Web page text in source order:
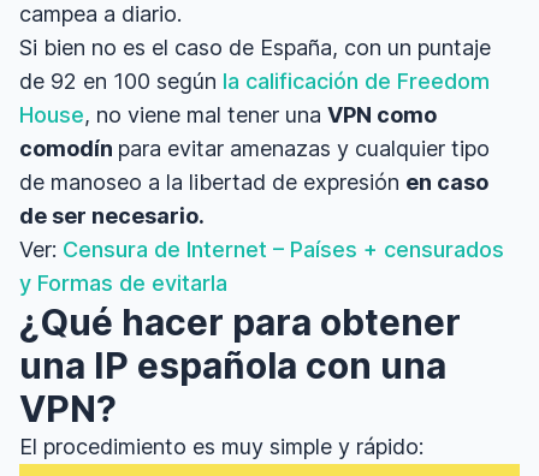
campea a diario.
Si bien no es el caso de España, con un puntaje
de 92 en 100 según la calificación de Freedom
House, no viene mal tener una VPN como
comodín para evitar amenazas y cualquier tipo
de manoseo a la libertad de expresión en caso
de ser necesario.
Ver: Censura de Internet – Países + censurados
y Formas de evitarla
¿Qué hacer para obtener
una IP española con una
VPN?
El procedimiento es muy simple y rápido: